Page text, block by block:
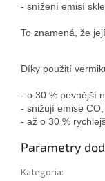
To znamená, že
Díky použití
- o 30 % pevnější
- snižují emise
- až o 30 %
Parametry
Kategoria: